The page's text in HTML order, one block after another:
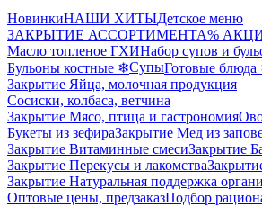
НовинкиНАШИ ХИТЫДетское меню
ЗАКРЫТИЕ АССОРТИМЕНТА%
Масло топленое ГХИНабор супов и
Бульоны костные ❄СупыГотовые блюда
Закрытие Яйца, молочная продукция
Сосиски, колбаса, ветчина
Закрытие Мясо, птица и гастрономия
Букеты из зефираЗакрытие Мед из
Закрытие Витаминные смесиЗакрытие
Закрытие Перекусы и лакомства
Закрытие Натуральная поддержка
Оптовые цены, предзаказПодбор